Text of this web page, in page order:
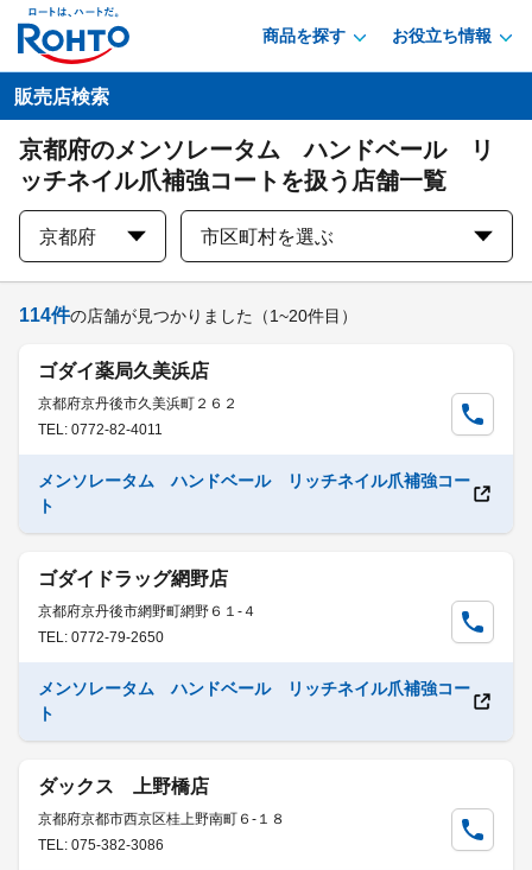
商品を探す お役立ち情報
販売店検索
京都府のメンソレータム ハンドベール リ
ッチネイル爪補強コートを扱う店舗一覧
京都府 市区町村を選ぶ
114件の店舗が見つかりました （1~20件目）
ゴダイ薬局久美浜店
京都府京丹後市久美浜町２６２
TEL: 0772-82-4011
メンソレータム ハンドベール リッチネイル爪補強コー
ト
ゴダイドラッグ網野店
京都府京丹後市網野町網野６１-４
TEL: 0772-79-2650
メンソレータム ハンドベール リッチネイル爪補強コー
ト
ダックス 上野橋店
京都府京都市西京区桂上野南町６-１８
TEL: 075-382-3086